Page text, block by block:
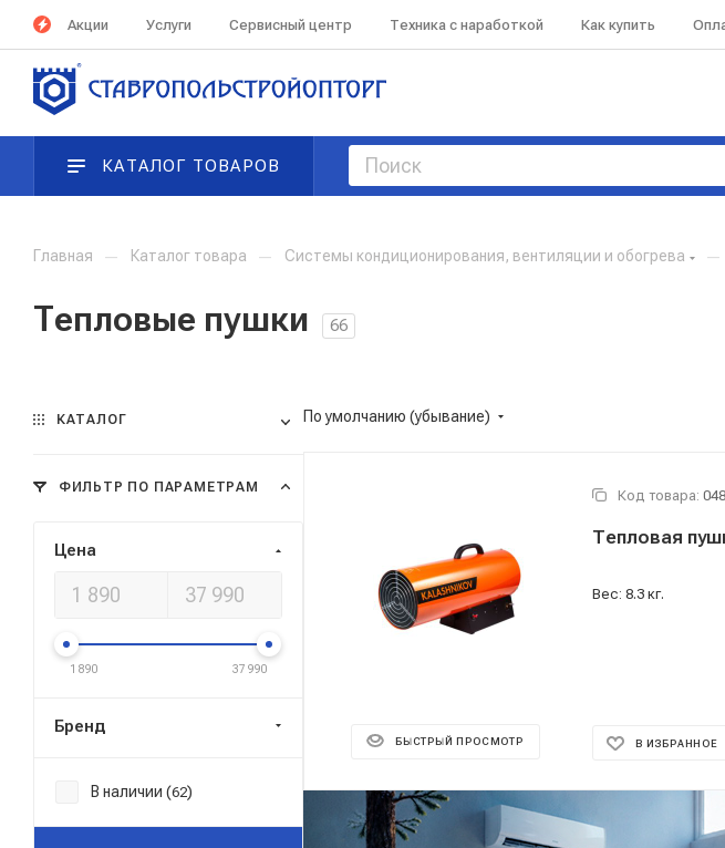
Акции Услуги Сервисный центр Техника с наработкой Как купить
КАТАЛОГ ТОВАРОВ
Главная — Каталог товара — Системы кондиционирования, вентиляции и обогрева —
Тепловые пушки 66
По умолчанию (убывание)
БЫСТРЫЙ ПРОСМОТР
Код товара:
Тепловая
Вес: 8.3 кг.
В ИЗБРАННОЕ
Реклама ⋮
КАТАЛОГ
ФИЛЬТР ПО ПАРАМЕТРАМ
Цена
1 890 37 990
Бренд
В наличии (62)